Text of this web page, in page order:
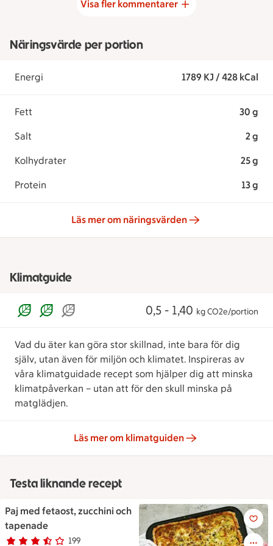
Visa fler kommentarer
Näringsvärde per portion
Energi 1789 KJ / 428 kCal
Fett 30 g
Salt 2 g
Kolhydrater 25 g
Protein 13 g
Läs mer om näringsvärden
Klimatguide
0,5 - 1,40 kg CO2e/portion
Vad du äter kan göra stor skillnad, inte bara för dig
själv, utan även för miljön och klimatet. Inspireras av
våra klimatguidade recept som hjälper dig att minska
klimatpåverkan – utan att för den skull minska på
matglädjen.
Läs mer om klimatguiden
Testa liknande recept
Paj med fetaost, zucchini och
tapenade
Betyg 3.1 av 5. 199
199 personer har röstat
Paj med fetaost, zucchini och